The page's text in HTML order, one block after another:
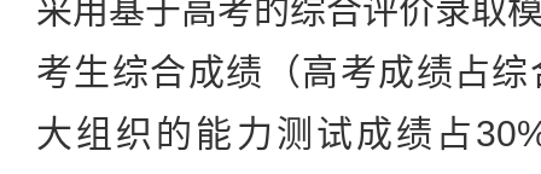
采用基于高考的综合评价录取
考生综合成绩（高考成绩占
大组织的能力测试成绩占